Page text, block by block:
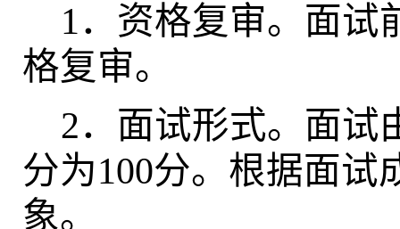
1．资格复审。面试
格复审。
2．面试形式。面试
分为100分。根据面
象。